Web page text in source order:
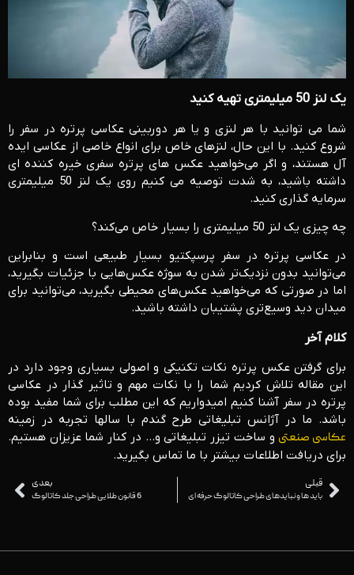
یک لنز 50 میلیمتری تهیه کنید
شما می توانید با هر لنزی و یا هر دوربینی عکاسی پرتره در سفر را
شروع کنید. با این حال، لنزهای خاص برای انواع خاصی از عکاسی ایده
آل هستند، و اگر می‌خواهید عکس های پرتره سفری خیره کننده ای
داشته باشید، به شدت توصیه می کنیم روی یک لنز 50 میلیمتری
سرمایه گذاری کنید.
چه چیزی یک لنز 50 میلیمتری را بسیار خاص می‌کند؟
در عکاسی پرتره در سفر پرسپکتیو بسیار طبیعی است و بنابراین
می‌توانید بدون نزدیک‌تر شدن به سوژه عکس‌هایی با جزئیات بگیرید،
اما در صورتی که می‌خواهید عکس‌های محیطی بگیرید، می‌توانید برای
میدان دید وسیع‌تری پشتیبان داشته باشید.
کلام آخر
برای گرفتن عکس پرتره نکات تکنیکی و اصولی بسیاری وجود دارد در
این مقاله تلاش کردیم شما را با نکات مهم و تاثیر گذار در عکاسی
پرتره در سفر آشنا کنیم امیدواریم که این مطلب برای شما مفید بوده
باشد. ما در آژانس تبلیغاتی طرح گندم با سالها تجربه در زمینه
عکاسی صنعتی و ساخت تیزر تبلیغاتی و… در کنار شما عزیزان هستیم.
برای دریافت اطلاعات بیشتر با ما تماس بگیرید.
قبلی
باید ها و نبایدهای طراحی کاتالوگ حرفه ای
بعدی
6 قانون طلایی طراحی جلد کاتالوگ